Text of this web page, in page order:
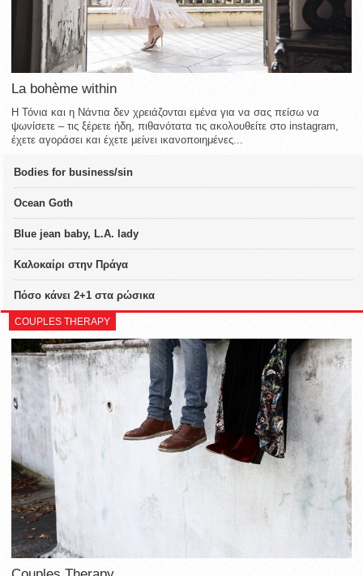
La bohème within
Η Τόνια και η Νάντια δεν χρειάζονται εμένα για να σας πείσω να
ψωνίσετε – τις ξέρετε ήδη, πιθανότατα τις ακολουθείτε στο instagram,
έχετε αγοράσει και έχετε μείνει ικανοποιημένες...
Bodies for business/sin
Ocean Goth
Blue jean baby, L.A. lady
Καλοκαίρι στην Πράγα
Πόσο κάνει 2+1 στα ρώσικα
COUPLES THERAPY